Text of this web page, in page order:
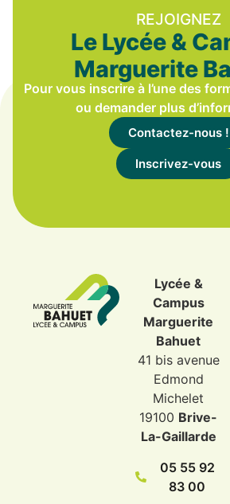
REJOIGNEZ
Le Lycée &
Marguerite
Pour vous inscrire à l’une des
ou demander plus
Contactez-nous !
Inscrivez-vous
Lycée &
Campus
Marguerite
Bahuet
41 bis avenue
Edmond
Michelet
19100 Brive-
La-Gaillarde
05 55 92
83 00